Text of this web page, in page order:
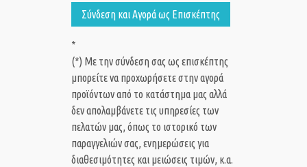
Σύνδεση και Αγορά ως Eπισκέπτης
*
(*) Με την σύνδεση σας ως επισκέπτης
μπορείτε να προχωρήσετε στην αγορά
προϊόντων από το κατάστημα μας αλλά
δεν απολαμβάνετε τις υπηρεσίες των
πελατών μας, όπως το ιστορικό των
παραγγελιών σας, ενημερώσεις για
διαθεσιμότητες και μειώσεις τιμών, κ.α.